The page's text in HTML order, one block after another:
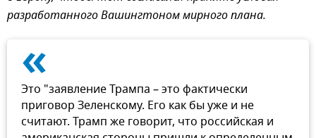
разработанного Вашингтоном мирного плана.
«
Это "заявление Трампа – это фактически
приговор Зеленскому. Его как бы уже и не
считают. Трамп же говорит, что российская и